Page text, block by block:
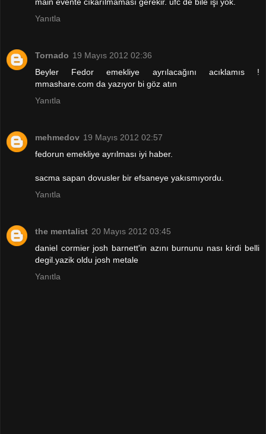
main evente cıkarılmaması gerekir. ufc de bile işi yok.
Yanıtla
Tornado 19 Mayıs 2012 02:36
Beyler Fedor emekliye ayrılacağını acıklamıs !
mmashare.com da yazıyor bi göz atın
Yanıtla
mehmedov 19 Mayıs 2012 02:57
fedorun emekliye ayrılması iyi haber.
sacma sapan dovusler bir efsaneye yakısmıyordu.
Yanıtla
the mentalist 20 Mayıs 2012 03:45
daniel cormier josh barnett'in azını burnunu nası kirdi belli
degil.yazik oldu josh metale
Yanıtla